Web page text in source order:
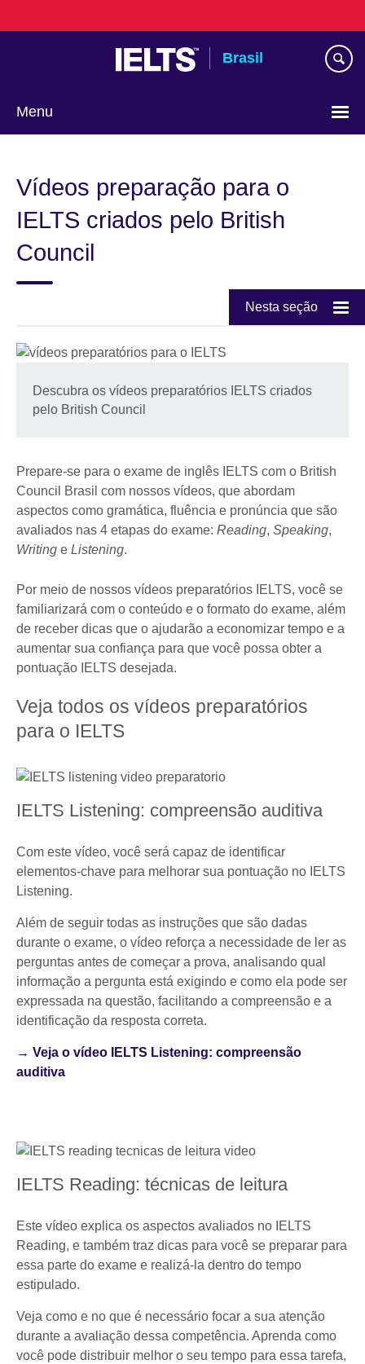
para
Brasil
Menu
language
Vídeos preparação para o
IELTS criados pelo British
Council
Nesta seção
Descubra os vídeos preparatórios IELTS criados
pelo British Council
Prepare-se para o exame de inglês IELTS com o British
Council Brasil com nossos vídeos, que abordam
aspectos como gramática, fluência e pronúncia que são
avaliados nas 4 etapas do exame: Reading, Speaking,
Writing e Listening.
Por meio de nossos vídeos preparatórios IELTS, você se
familiarizará com o conteúdo e o formato do exame, além
de receber dicas que o ajudarão a economizar tempo e a
aumentar sua confiança para que você possa obter a
pontuação IELTS desejada.
Veja todos os vídeos preparatórios
para o IELTS
IELTS Listening: compreensão auditiva
Com este vídeo, você será capaz de identificar
elementos-chave para melhorar sua pontuação no IELTS
Listening.
Além de seguir todas as instruções que são dadas
durante o exame, o vídeo reforça a necessidade de ler as
perguntas antes de começar a prova, analisando qual
informação a pergunta está exigindo e como ela pode ser
expressada na questão, facilitando a compreensão e a
identificação da resposta correta.
→ Veja o vídeo IELTS Listening: compreensão
auditiva
IELTS Reading: técnicas de leitura
Este vídeo explica os aspectos avaliados no IELTS
Reading, e também traz dicas para você se preparar para
essa parte do exame e realizá-la dentro do tempo
estipulado.
Veja como e no que é necessário focar a sua atenção
durante a avaliação dessa competência. Aprenda como
você pode distribuir melhor o seu tempo para essa tarefa,